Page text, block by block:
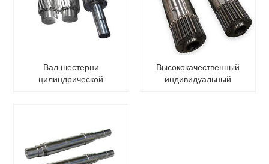
Вал шестерни
цилиндрической
Высококачественный
индивидуальный